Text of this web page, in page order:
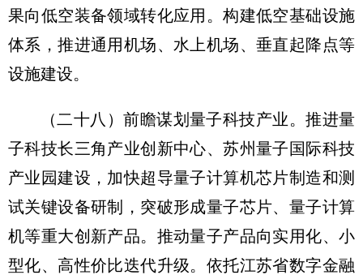
果向低空装备领域转化应用。构建低空基础设施
体系，推进通用机场、水上机场、垂直起降点等
设施建设。
（二十八）前瞻谋划量子科技产业。推进量
子科技长三角产业创新中心、苏州量子国际科技
产业园建设，加快超导量子计算机芯片制造和测
试关键设备研制，突破形成量子芯片、量子计算
机等重大创新产品。推动量子产品向实用化、小
型化、高性价比迭代升级。依托江苏省数字金融